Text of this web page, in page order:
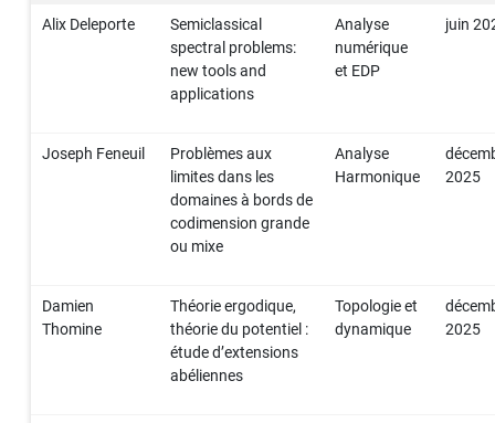
Alix Deleporte
Semiclassical
spectral problems:
new tools and
applications
Analyse
numérique
et EDP
juin
Joseph Feneuil
Problèmes aux
limites dans les
domaines à bords de
codimension grande
ou mixe
Analyse
Harmonique
2025
Damien
Thomine
Théorie ergodique,
théorie du potentiel :
étude d’extensions
abéliennes
Topologie et
dynamique
2025